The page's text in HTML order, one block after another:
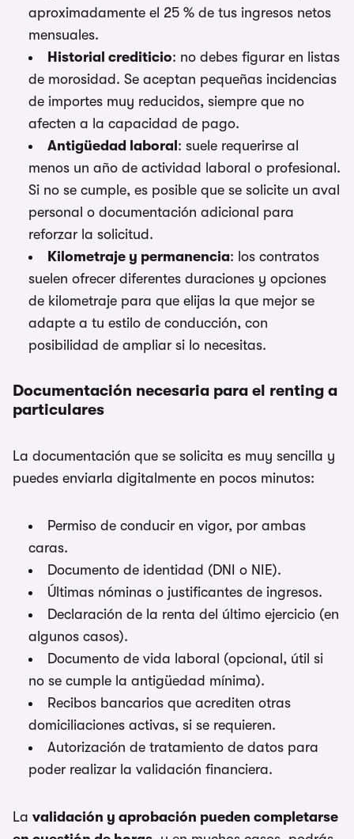
aproximadamente el 25 % de tus ingresos netos
mensuales.
Historial crediticio: no debes figurar en listas
de morosidad. Se aceptan pequeñas incidencias
de importes muy reducidos, siempre que no
afecten a la capacidad de pago.
Antigüedad laboral : suele requerirse al
menos un año de actividad laboral o profesional.
Si no se cumple, es posible que se solicite un aval
personal o documentación adicional para
reforzar la solicitud.
Kilometraje y permanencia: los contratos
suelen ofrecer diferentes duraciones y opciones
de kilometraje para que elijas la que mejor se
adapte a tu estilo de conducción, con
posibilidad de ampliar si lo necesitas.
Documentación necesaria para el renting a
particulares
La documentación que se solicita es muy sencilla y
puedes enviarla digitalmente en pocos minutos:
Permiso de conducir en vigor, por ambas
caras.
Documento de identidad (DNI o NIE).
Últimas nóminas o justificantes de ingresos.
Declaración de la renta del último ejercicio (en
algunos casos).
Documento de vida laboral (opcional, útil si
no se cumple la antigüedad mínima).
Recibos bancarios que acrediten otras
domiciliaciones activas, si se requieren.
Autorización de tratamiento de datos para
poder realizar la validación financiera.
La validación y aprobación pueden completarse